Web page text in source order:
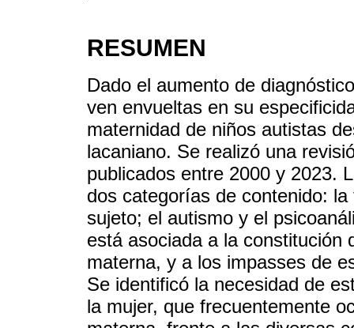
RESUMEN
Dado el aumento de
ven envueltas en su
maternidad de niños autistas
lacaniano. Se realizó una
publicados entre 2000 y 2023.
dos categorías de contenido:
sujeto; el autismo y el
está asociada a la constitución
materna, y a los impasses de
Se identificó la necesidad de
la mujer, que frecuentemente